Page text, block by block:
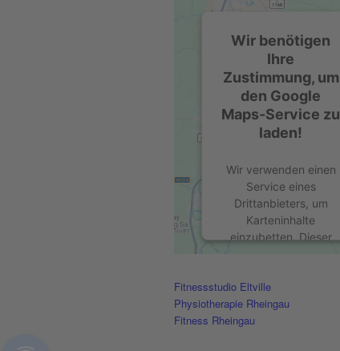
Wir benötigen
Ihre
Zustimmung, um
den Google
Maps-Service zu
laden!
Wir verwenden einen
Service eines
Drittanbieters, um
Karteninhalte
einzubetten. Dieser
Service kann Daten zu
sammeln. Bitte lesen
Sie die Details durch
und stimmen Sie der
Fitnessstudio Eltville
Physiotherapie Rheingau
Fitness Rheingau